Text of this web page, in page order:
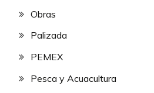
Obras
Palizada
PEMEX
Pesca y Acuacultura